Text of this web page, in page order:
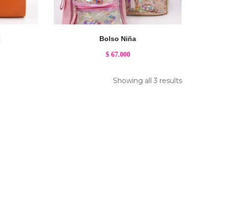
Bolso Niña
$67.000
Showing all 3 results